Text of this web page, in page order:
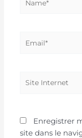
Enregistrer
site dans le